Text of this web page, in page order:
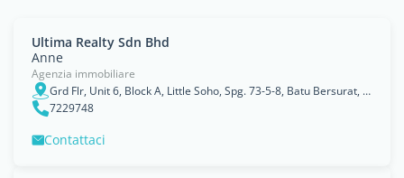
Ultima Realty Sdn Bhd
Anne
Agenzia immobiliare
Grd Flr, Unit 6, Block A, Little Soho, Spg. 73-5-8, Batu Bersurat, Kg. Pengkalan Gadong, Bandar Seri Begawan, BE3719, Brunei Darussalam, Brunei and Muara
7229748
Contattaci